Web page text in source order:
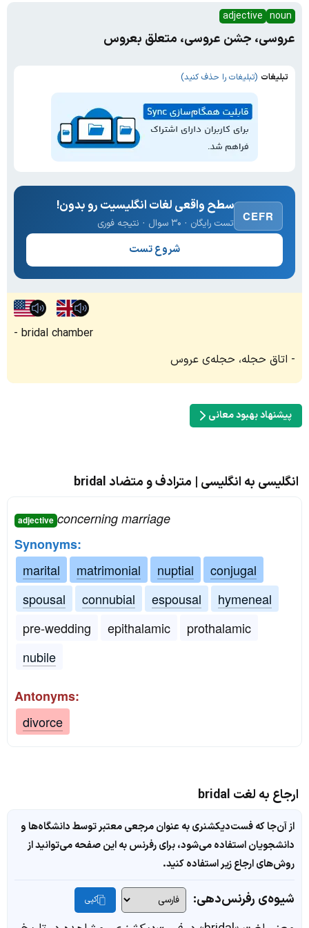
noun
adjective
عروسی، جشن عروسی، متعلق بعروس
تبلیغات (تبلیغات را حذف کنید)
CEFR
سطح واقعی لغات انگلیسیت رو بدون!
تست رایگان · ۳۰ سوال · نتیجه فوری
شروع تست
bridal chamber
اتاق حجله، حجله‌ی عروس
پیشنهاد بهبود معانی
انگلیسی به انگلیسی | مترادف و متضاد bridal
adjective concerning marriage
Synonyms:
marital
matrimonial nuptial
conjugal
spousal
connubial espousal
hymeneal
pre-wedding
epithalamic
prothalamic
nubile
Antonyms:
divorce
ارجاع به لغت bridal
از آن‌جا که فست‌دیکشنری به عنوان مرجعی معتبر توسط دانشگاه‌ها و
دانشجویان استفاده می‌شود، برای رفرنس به این صفحه می‌توانید از
روش‌های ارجاع زیر استفاده کنید.
شیوه‌ی رفرنس‌دهی: کپی